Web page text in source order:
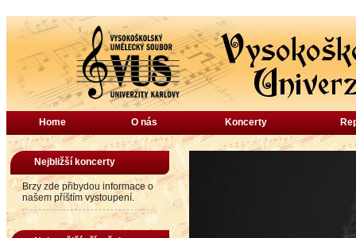
Home O nás Koncerty
Nejbližší koncerty
Brzy zde přibydou informace o
našem příštím vystoupení.